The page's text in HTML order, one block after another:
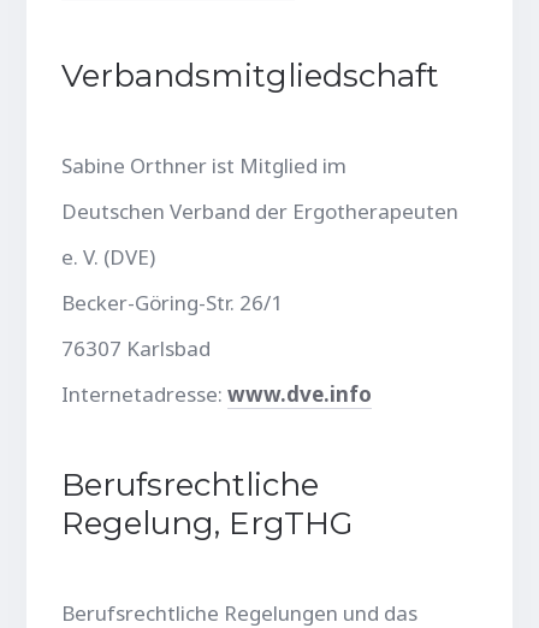
Verbandsmitgliedschaft
Sabine Orthner ist Mitglied im
Deutschen Verband der Ergotherapeuten
e. V. (DVE)
Becker-Göring-Str. 26/1
76307 Karlsbad
Internetadresse:www.dve.info
Berufsrechtliche
Regelung, ErgTHG
Berufsrechtliche Regelungen und das